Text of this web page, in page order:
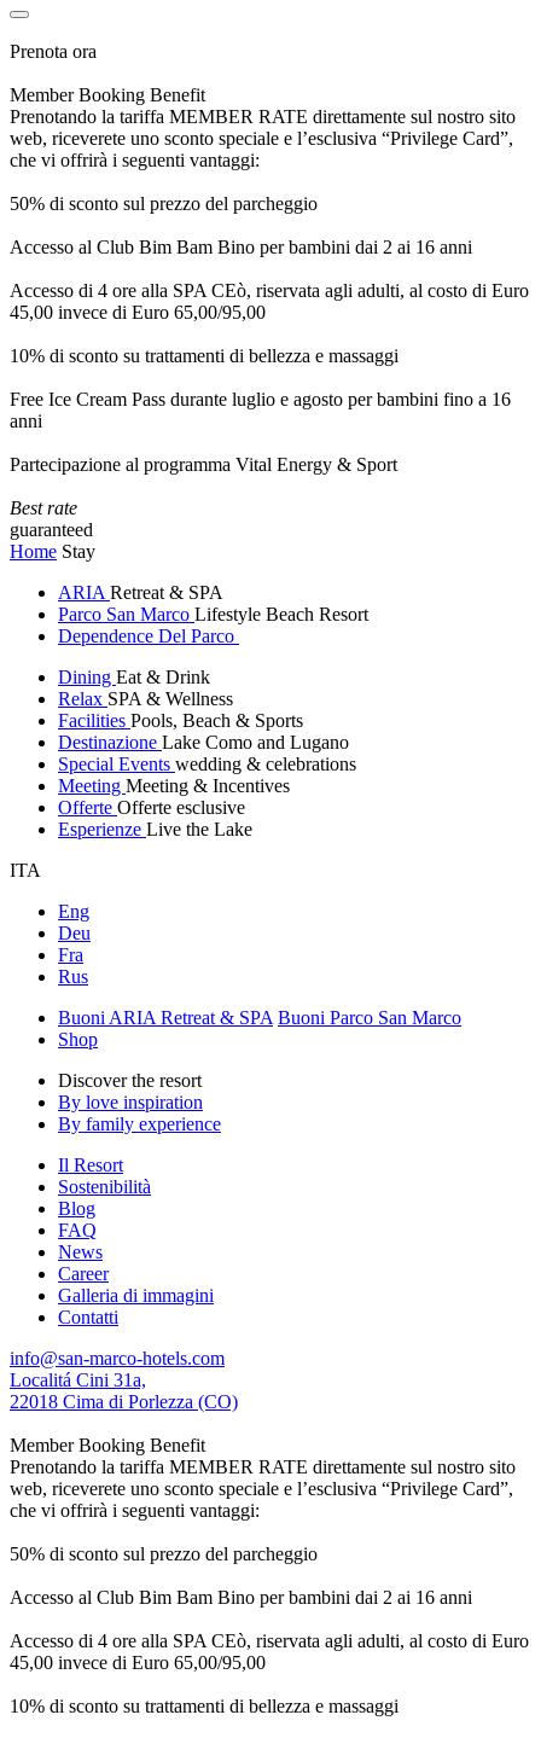
Prenota ora
Member Booking Benefit
Prenotando la tariffa MEMBER RATE direttamente sul nostro sito
web, riceverete uno sconto speciale e l’esclusiva “Privilege Card”,
che vi offrirà i seguenti vantaggi:
50% di sconto sul prezzo del parcheggio
Accesso al Club Bim Bam Bino per bambini dai 2 ai 16 anni
Accesso di 4 ore alla SPA CEò, riservata agli adulti, al costo di Euro
45,00 invece di Euro 65,00/95,00
10% di sconto su trattamenti di bellezza e massaggi
Free Ice Cream Pass durante luglio e agosto per bambini fino a 16
anni
Partecipazione al programma Vital Energy & Sport
Best rate
guaranteed
Home Stay
ARIA Retreat & SPA
Parco San Marco Lifestyle Beach Resort
Dependence Del Parco
Dining Eat & Drink
Relax SPA & Wellness
Facilities Pools, Beach & Sports
Destinazione Lake Como and Lugano
Special Events wedding & celebrations
Meeting Meeting & Incentives
Offerte Offerte esclusive
Esperienze Live the Lake
ITA
Eng
Deu
Fra
Rus
Buoni ARIA Retreat & SPA Buoni Parco San Marco
Shop
Discover the resort
By love inspiration
By family experience
Il Resort
Sostenibilità
Blog
FAQ
News
Career
Galleria di immagini
Contatti
info@san-marco-hotels.com
Localitá Cini 31a,
22018 Cima di Porlezza (CO)
Member Booking Benefit
Prenotando la tariffa MEMBER RATE direttamente sul nostro sito
web, riceverete uno sconto speciale e l’esclusiva “Privilege Card”,
che vi offrirà i seguenti vantaggi:
50% di sconto sul prezzo del parcheggio
Accesso al Club Bim Bam Bino per bambini dai 2 ai 16 anni
Accesso di 4 ore alla SPA CEò, riservata agli adulti, al costo di Euro
45,00 invece di Euro 65,00/95,00
10% di sconto su trattamenti di bellezza e massaggi